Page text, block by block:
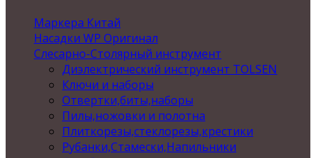
Маркера Китай
Насадки WP Оригинал
Слесарно-Столярный инструмент
Диэлектрический инструмент TOLSEN
Ключи и наборы
Отвертки,биты,наборы
Пилы,ножовки и полотна
Плиткорезы,стеклорезы,крестики
Рубанки,Стамески,Напильники